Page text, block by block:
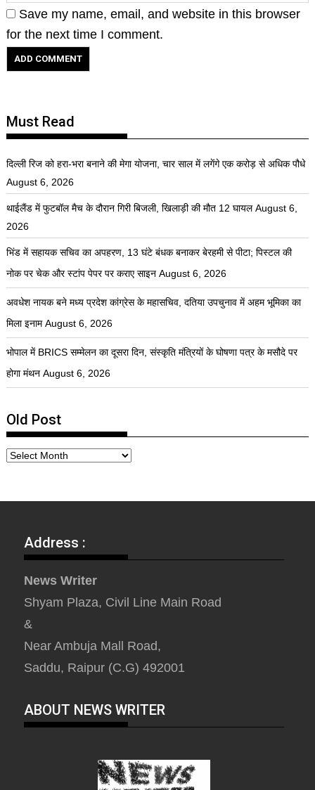
Save my name, email, and website in this browser
for the next time I comment.
Must Read
दिल्ली रिज को हरा-भरा बनाने की मेगा योजना, चार साल में लगेंगे एक करोड़ से अधिक पौधे
August 6, 2026
थाईलैंड में फुटबॉल मैच के दौरान गिरी बिजली, खिलाड़ी की मौत 12 घायल August 6,
2026
भिंड में सहायक सचिव का अपहरण, 13 घंटे बंधक बनाकर बेरहमी से पीटा; पिस्टल की
नोक पर चेक और स्टांप पेपर पर कराए साइन August 6, 2026
अवधेश नायक बने मध्य प्रदेश कांग्रेस के महासचिव, दतिया उपचुनाव में अहम भूमिका का
मिला इनाम August 6, 2026
भोपाल में BRICS सम्मेलन का दूसरा दिन, संस्कृति मंत्रियों के घोषणा पत्र के मसौदे पर
होगा मंथन August 6, 2026
Old Post
Address :
News Writer
Shyam Plaza, Civil Line Main Road
&
Near Ambuja Mall Road,
Saddu, Raipur (C.G) 492001
ABOUT NEWS WRITER